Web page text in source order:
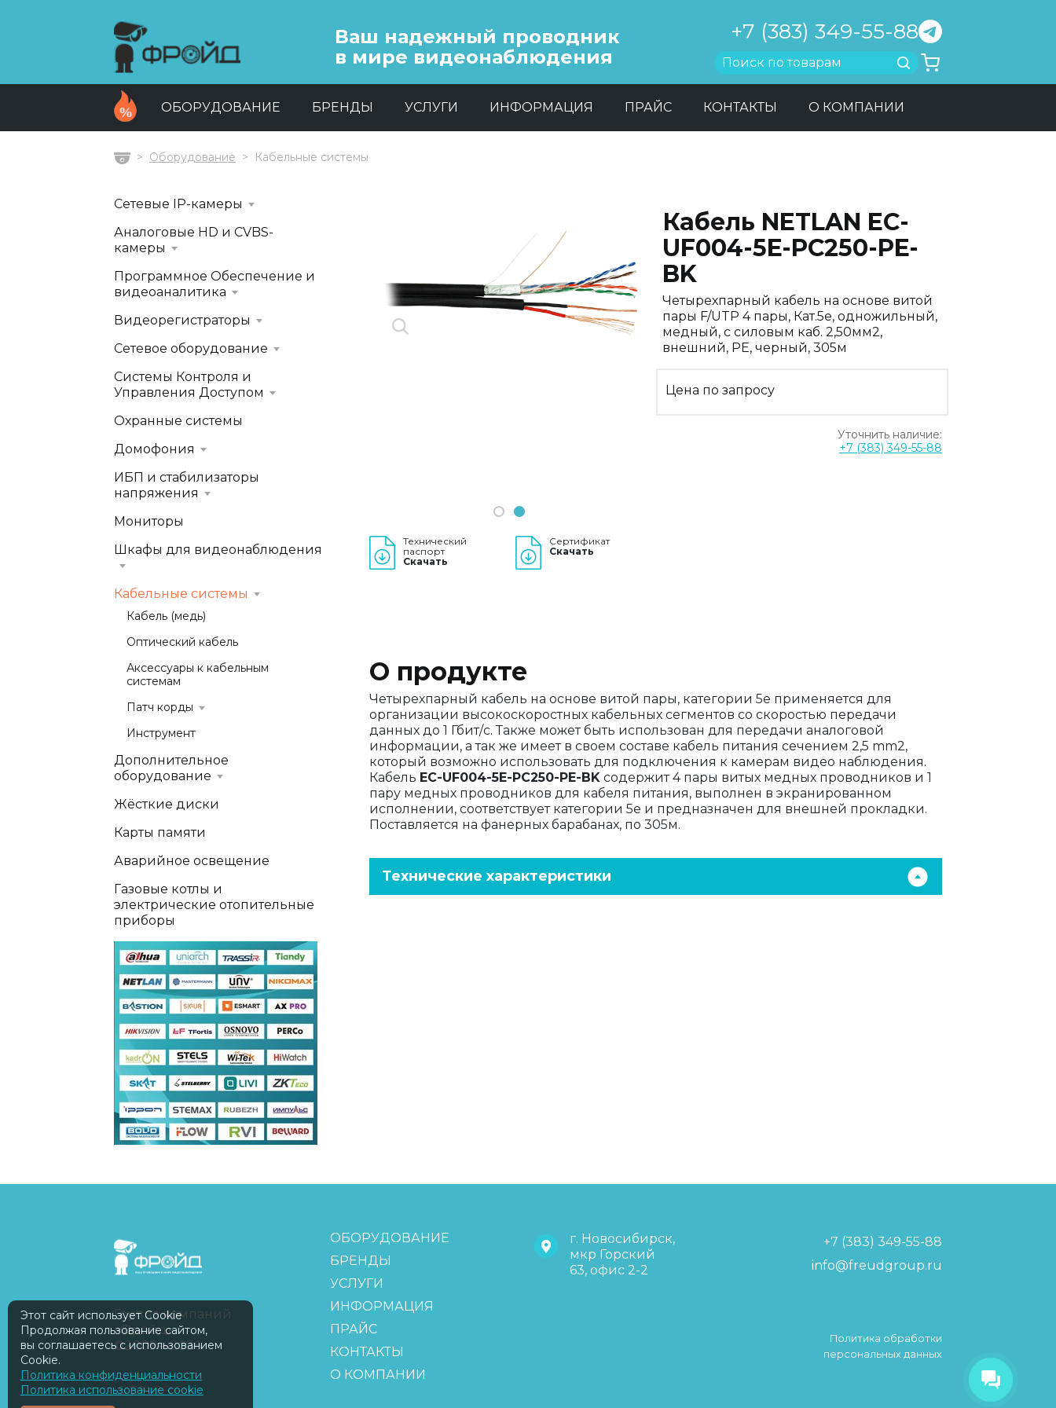
Привет! меня зовут Фройдик! я
Ваш надежный проводник
в мире видеонаблюдения
+7 (383) 349-55-88
Найти
ОБОРУДОВАНИЕ БРЕНДЫ УСЛУГИ ИНФОРМАЦИЯ ПРАЙС КОНТАКТЫ О КОМПАНИИ
ГлавнаяОборудование Кабельные системы
1 2
Технический
паспорт
Скачать
Сертификат
Скачать
Кабель NETLAN EC-
UF004-5E-PC250-PE-
BK
Четырехпарный кабель на основе витой
пары F/UTP 4 пары, Кат.5e, одножильный,
медный, с силовым каб. 2,50мм2,
внешний, PE, черный, 305м
Цена по запросу
Уточнить наличие:
+7 (383) 349-55-88
О продукте
Четырехпарный кабель на основе витой пары, категории 5e применяется для
организации высокоскоростных кабельных сегментов со скоростью передачи
данных до 1 Гбит/c. Также может быть использован для передачи аналоговой
информации, а так же имеет в своем составе кабель питания сечением 2,5 mm2,
который возможно использовать для подключения к камерам видео наблюдения.
Кабель EC-UF004-5E-PC250-PE-BK содержит 4 пары витых медных проводников и 1
пару медных проводников для кабеля питания, выполнен в экранированном
исполнении, соответствует категории 5e и предназначен для внешней прокладки.
Поставляется на фанерных барабанах, по 305м.
Технические характеристики
Сетевые IP-камеры
Аналоговые HD и CVBS-
камеры
Программное Обеспечение и
видеоаналитика
Видеорегистраторы
Сетевое оборудование
Системы Контроля и
Управления Доступом
Охранные системы
Домофония
ИБП и стабилизаторы
напряжения
Мониторы
Шкафы для видеонаблюдения
Кабельные системы
Кабель (медь)
Оптический кабель
Аксессуары к кабельным
системам
Патч корды
Инструмент
Дополнительное
оборудование
Жёсткие диски
Карты памяти
Аварийное освещение
Газовые котлы и
электрические отопительные
приборы
FreudGroup
Группа компаний
«Фройд»
©2009—2026
ISOMORPH
ОБОРУДОВАНИЕ
БРЕНДЫ
УСЛУГИ
ИНФОРМАЦИЯ
ПРАЙС
КОНТАКТЫ
О КОМПАНИИ
г. Новосибирск,
мкр Горский
63, офис 2-2
+7 (383) 349-55-88
info@freudgroup.ru
Политика обработки
персональных данных
Этот сайт использует Cookie
Продолжая пользование сайтом,
вы соглашаетесь с использованием
Cookie.
Политика конфиденциальности
Политика использование cookie